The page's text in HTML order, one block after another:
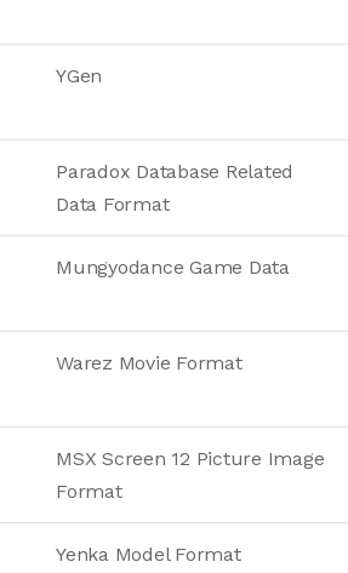
YGen
Paradox Database Related
Data Format
Mungyodance Game Data
Warez Movie Format
MSX Screen 12 Picture Image
Format
Yenka Model Format